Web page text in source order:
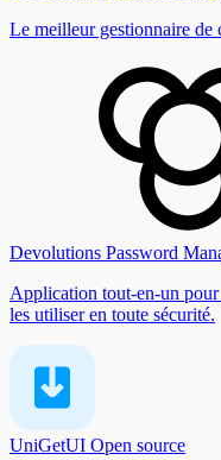
Le meilleur gestionnaire de
Devolutions Password
Application tout-en-un pour
les utiliser en toute sécurité.
UniGetUI Open source